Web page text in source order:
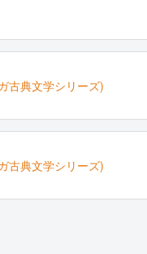
古典文学シリーズ)
古典文学シリーズ)